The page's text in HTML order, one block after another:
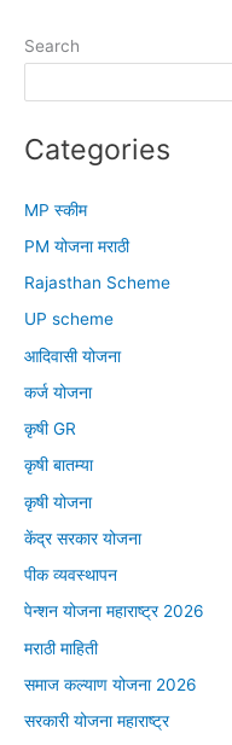
८-
Search
Categories
MP स्कीम
PM योजना मराठी
Rajasthan Scheme
UP scheme
आदिवासी योजना
कर्ज योजना
कृषी GR
कृषी बातम्या
कृषी योजना
केंद्र सरकार योजना
पीक व्यवस्थापन
पेन्शन योजना महाराष्ट्र 2026
मराठी माहिती
समाज कल्याण योजना 2026
सरकारी योजना महाराष्ट्र